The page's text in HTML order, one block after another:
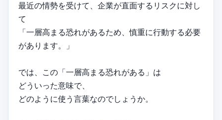
最近の情勢を受けて、企業が直面するリスクに対し
て
「一層高まる恐れがあるため、慎重に行動する必要
があります。」
では、この「一層高まる恐れがある」は
どういった意味で、
どのように使う言葉なのでしょうか。